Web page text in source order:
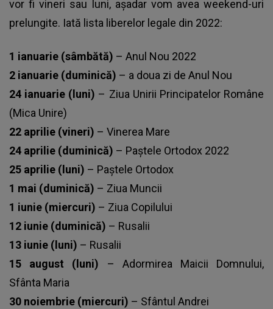
vor fi vineri sau luni, așadar vom avea weekend-uri
prelungite. Iată lista liberelor legale din 2022:
1 ianuarie (sâmbătă) – Anul Nou 2022
2 ianuarie (duminică) – a doua zi de Anul Nou
24 ianuarie (luni) – Ziua Unirii Principatelor Române
(Mica Unire)
22 aprilie (vineri) – Vinerea Mare
24 aprilie (duminică) – Paștele Ortodox 2022
25 aprilie (luni) – Paștele Ortodox
1 mai (duminică) – Ziua Muncii
1 iunie (miercuri) – Ziua Copilului
12 iunie (duminică) – Rusalii
13 iunie (luni) – Rusalii
15 august (luni) – Adormirea Maicii Domnului,
Sfânta Maria
30 noiembrie (miercuri) – Sfântul Andrei